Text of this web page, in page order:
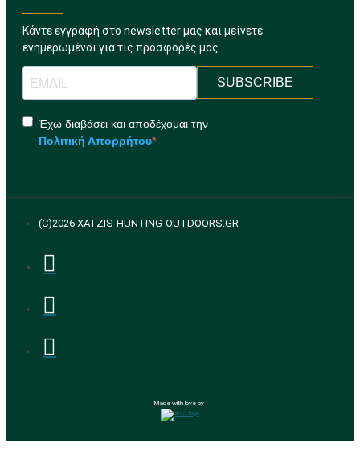
Κάντε εγγραφή στο newsletter μας και μείνετε
ενημερωμένοι για τις προσφορές μας
SUBSCRIBE
Έχω διαβάσει και αποδέχομαι την
Πολιτική Απορρήτου
(C)2026 XATZIS-HUNTING-OUTDOORS.GR
Made with love by